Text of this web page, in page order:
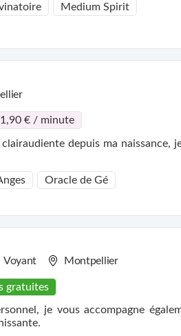
Medium Spirit
1,90 € / minute
depuis ma naissance,
Oracle de Gé
Voyant Montpellier
gratuites
je vous accompagne